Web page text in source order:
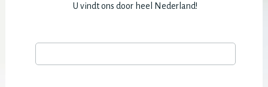
U vindt ons door heel Nederland!